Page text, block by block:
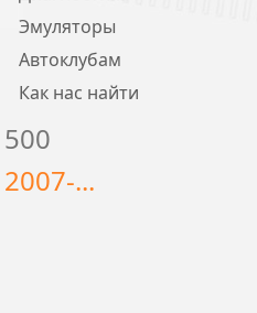
Эмуляторы
Автоклубам
Как нас найти
500
2007-...